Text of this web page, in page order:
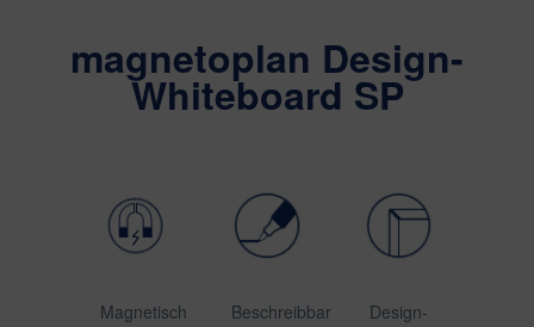
magnetoplan Design-
Whiteboard SP
Magnetisch Beschreibbar
Design-